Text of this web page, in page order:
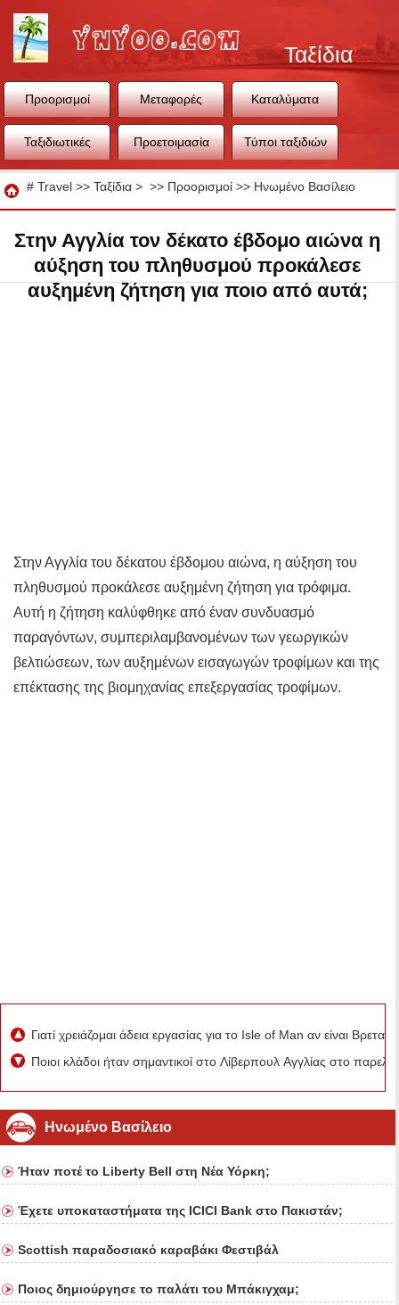
Ταξίδια
Προορισμοί Μεταφορές Καταλύματα
Ταξιδιωτικές Προετοιμασία Τύποι ταξιδιών
Ταξίδια
# Travel >> Ταξίδια > >> Προορισμοί >> Ηνωμένο Βασίλειο
Στην Αγγλία τον δέκατο έβδομο αιώνα η
αύξηση του πληθυσμού προκάλεσε
αυξημένη ζήτηση για ποιο από αυτά;
Στην Αγγλία του δέκατου έβδομου αιώνα, η αύξηση του
πληθυσμού προκάλεσε αυξημένη ζήτηση για τρόφιμα.
Αυτή η ζήτηση καλύφθηκε από έναν συνδυασμό
παραγόντων, συμπεριλαμβανομένων των γεωργικών
βελτιώσεων, των αυξημένων εισαγωγών τροφίμων και της
επέκτασης της βιομηχανίας επεξεργασίας τροφίμων.
Γιατί χρειάζομαι άδεια εργασίας για το Isle of Man αν είναι
Ποιοι κλάδοι ήταν σημαντικοί στο Λίβερπουλ Αγγλίας στο
Ηνωμένο Βασίλειο
Ήταν ποτέ το Liberty Bell στη Νέα Υόρκη;
Έχετε υποκαταστήματα της ICICI Bank στο Πακιστάν;
Scottish παραδοσιακό καραβάκι Φεστιβάλ
Ποιος δημιούργησε το παλάτι του Μπάκιγχαμ;